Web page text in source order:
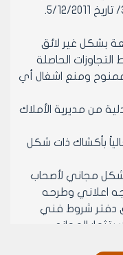
بشكل غير لائق
الحاصلة
ومنع اشغال أي
من مديرية الأملاك
بأكشاك ذات شكل
مجاني لأصحاب
اعلاني وطرحه
دفتر شروط فني
المجاني